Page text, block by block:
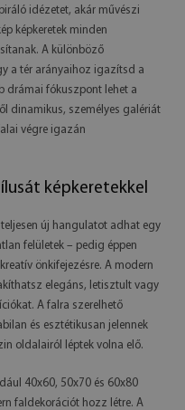
idézetet, akár művészi
képkeretek minden
A különböző
a tér arányaihoz igazítsd a
drámai fókuszpont lehet a
dinamikus, személyes galériát
végre igazán
képkeretekkel
teljesen új hangulatot adhat egy
felületek – pedig éppen
önkifejezésre. A modern
elegáns, letisztult vagy
A falra szerelhető
és esztétikusan jelennek
oldalairól léptek volna elő.
40x60, 50x70 és 60x80
faldekorációt hozz létre. A